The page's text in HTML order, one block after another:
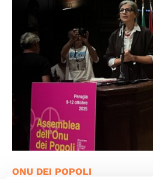
ONU DEI POPOLI